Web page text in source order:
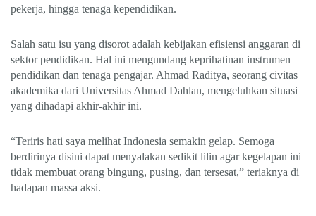
pekerja, hingga tenaga kependidikan.
Salah satu isu yang disorot adalah kebijakan efisiensi anggaran di
sektor pendidikan. Hal ini mengundang keprihatinan instrumen
pendidikan dan tenaga pengajar. Ahmad Raditya, seorang civitas
akademika dari Universitas Ahmad Dahlan, mengeluhkan situasi
yang dihadapi akhir-akhir ini.
“Teriris hati saya melihat Indonesia semakin gelap. Semoga
berdirinya disini dapat menyalakan sedikit lilin agar kegelapan ini
tidak membuat orang bingung, pusing, dan tersesat,” teriaknya di
hadapan massa aksi.